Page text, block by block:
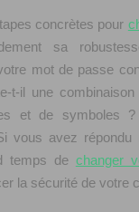
concrètes pour
sa
mot de passe
t-il une
et de symboles ?
vous avez répondu
temps de changer
la sécurité de votre